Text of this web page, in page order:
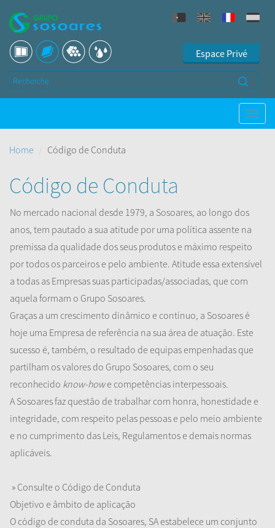
Espace Privé
Home Código de Conduta
Código de Conduta
No mercado nacional desde 1979, a Sosoares, ao longo dos
anos, tem pautado a sua atitude por uma política assente na
premissa da qualidade dos seus produtos e máximo respeito
por todos os parceiros e pelo ambiente. Atitude essa extensível
a todas as Empresas suas participadas/associadas, que com
aquela formam o Grupo Sosoares.
Graças a um crescimento dinâmico e contínuo, a Sosoares é
hoje uma Empresa de referência na sua área de atuação. Este
sucesso é, também, o resultado de equipas empenhadas que
partilham os valores do Grupo Sosoares, com o seu
reconhecido know-how e competências interpessoais.
A Sosoares faz questão de trabalhar com honra, honestidade e
integridade, com respeito pelas pessoas e pelo meio ambiente
e no cumprimento das Leis, Regulamentos e demais normas
aplicáveis.
» Consulte o Código de Conduta
Objetivo e âmbito de aplicação
O código de conduta da Sosoares, SA estabelece um conjunto